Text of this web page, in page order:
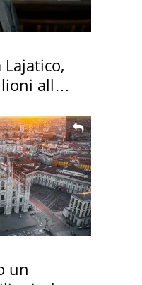
alla
un